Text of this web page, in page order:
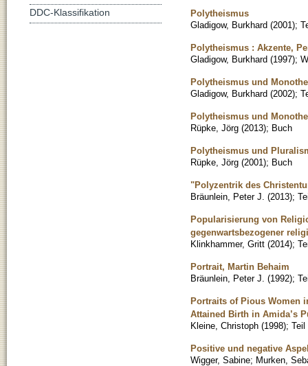
Polytheismus
Gladigow, Burkhard (2001);
Polytheismus : Akzente,
Gladigow, Burkhard (1997);
Polytheismus und
Gladigow, Burkhard (2002);
Polytheismus und
Rüpke, Jörg (2013); Buch
Polytheismus und
Rüpke, Jörg (2001); Buch
"Polyzentrik des
Bräunlein, Peter J. (2013);
Popularisierung von
gegenwartsbezogener
Klinkhammer, Gritt (2014);
Portrait, Martin Behaim
Bräunlein, Peter J. (1992);
Portraits of Pious Women
Attained Birth in Amida’s
Kleine, Christoph (1998); Teil
Positive und negative
Wigger, Sabine; Murken,
DDC-Klassifikation